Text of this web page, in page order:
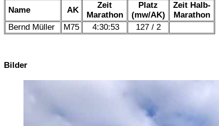
Name AK
Zeit
Marathon
Platz
(mw/AK)
Zeit Halb-
Marathon
Bernd Müller
M75 4:30:53 127 / 2
Bilder